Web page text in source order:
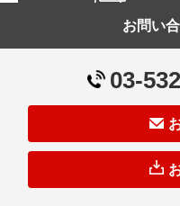
業務マニュアル
マニュアル作成
お問い
03-